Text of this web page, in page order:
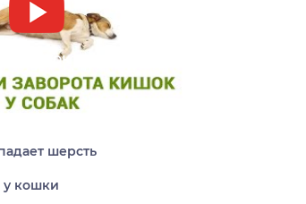
кишок у собак
шерсть
у кошки